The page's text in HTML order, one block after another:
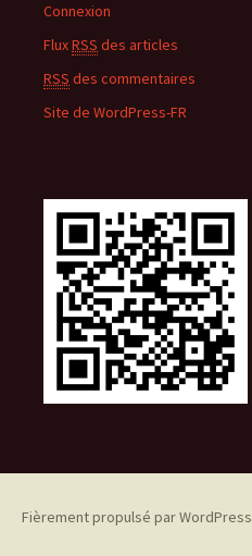
Connexion
FluxRSS des articles
RSS des commentaires
Site de WordPress-FR
Fièrement propulsé par WordPress